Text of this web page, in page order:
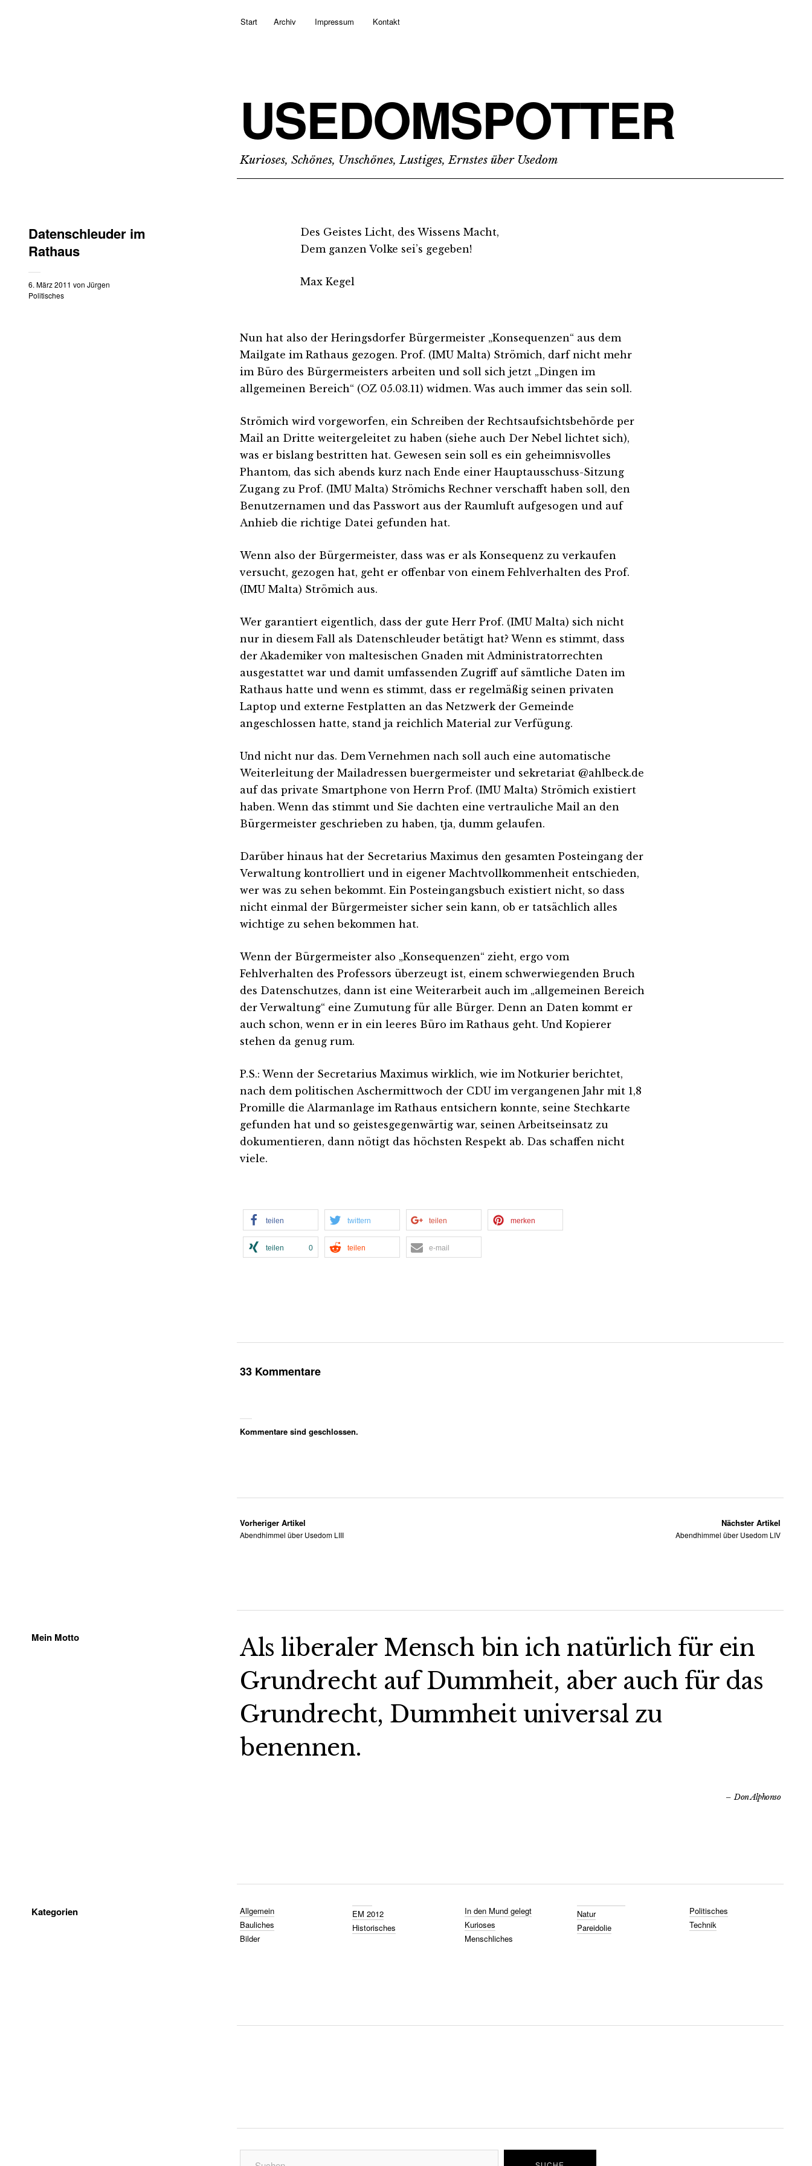
Start Archiv Impressum Kontakt
USEDOMSPOTTER
Kurioses, Schönes, Unschönes, Lustiges, Ernstes über Usedom
Datenschleuder im
Rathaus
6. März 2011 von Jürgen
Politisches
Des Geistes Licht, des Wissens Macht,
Dem ganzen Volke sei’s gegeben!
Max Kegel
Nun hat also der Heringsdorfer Bürgermeister „Konsequenzen“ aus dem
Mailgate im Rathaus gezogen. Prof. (IMU Malta) Strömich, darf nicht mehr
im Büro des Bürgermeisters arbeiten und soll sich jetzt „Dingen im
allgemeinen Bereich“ (OZ 05.03.11) widmen. Was auch immer das sein soll.
Strömich wird vorgeworfen, ein Schreiben der Rechtsaufsichtsbehörde per
Mail an Dritte weitergeleitet zu haben (siehe auch Der Nebel lichtet sich),
was er bislang bestritten hat. Gewesen sein soll es ein geheimnisvolles
Phantom, das sich abends kurz nach Ende einer Hauptausschuss-Sitzung
Zugang zu Prof. (IMU Malta) Strömichs Rechner verschafft haben soll, den
Benutzernamen und das Passwort aus der Raumluft aufgesogen und auf
Anhieb die richtige Datei gefunden hat.
Wenn also der Bürgermeister, dass was er als Konsequenz zu verkaufen
versucht, gezogen hat, geht er offenbar von einem Fehlverhalten des Prof.
(IMU Malta) Strömich aus.
Wer garantiert eigentlich, dass der gute Herr Prof. (IMU Malta) sich nicht
nur in diesem Fall als Datenschleuder betätigt hat? Wenn es stimmt, dass
der Akademiker von maltesischen Gnaden mit Administratorrechten
ausgestattet war und damit umfassenden Zugriff auf sämtliche Daten im
Rathaus hatte und wenn es stimmt, dass er regelmäßig seinen privaten
Laptop und externe Festplatten an das Netzwerk der Gemeinde
angeschlossen hatte, stand ja reichlich Material zur Verfügung.
Und nicht nur das. Dem Vernehmen nach soll auch eine automatische
Weiterleitung der Mailadressen buergermeister und sekretariat @ahlbeck.de
auf das private Smartphone von Herrn Prof. (IMU Malta) Strömich existiert
haben. Wenn das stimmt und Sie dachten eine vertrauliche Mail an den
Bürgermeister geschrieben zu haben, tja, dumm gelaufen.
Darüber hinaus hat der Secretarius Maximus den gesamten Posteingang der
Verwaltung kontrolliert und in eigener Machtvollkommenheit entschieden,
wer was zu sehen bekommt. Ein Posteingangsbuch existiert nicht, so dass
nicht einmal der Bürgermeister sicher sein kann, ob er tatsächlich alles
wichtige zu sehen bekommen hat.
Wenn der Bürgermeister also „Konsequenzen“ zieht, ergo vom
Fehlverhalten des Professors überzeugt ist, einem schwerwiegenden Bruch
des Datenschutzes, dann ist eine Weiterarbeit auch im „allgemeinen Bereich
der Verwaltung“ eine Zumutung für alle Bürger. Denn an Daten kommt er
auch schon, wenn er in ein leeres Büro im Rathaus geht. Und Kopierer
stehen da genug rum.
P.S.: Wenn der Secretarius Maximus wirklich, wie im Notkurier berichtet,
nach dem politischen Aschermittwoch der CDU im vergangenen Jahr mit 1,8
Promille die Alarmanlage im Rathaus entsichern konnte, seine Stechkarte
gefunden hat und so geistesgegenwärtig war, seinen Arbeitseinsatz zu
dokumentieren, dann nötigt das höchsten Respekt ab. Das schaffen nicht
viele.
teilen twittern teilen merken
teilen 0 teilen e-mail
33 Kommentare
Kommentare sind geschlossen.
Vorheriger Artikel
Abendhimmel über Usedom LIII
Nächster Artikel
Abendhimmel über Usedom LIV
Mein Motto
Als liberaler Mensch bin ich natürlich für ein
Grundrecht auf Dummheit, aber auch für das
Grundrecht, Dummheit universal zu
benennen.
Don Alphonso
Kategorien
Allgemein
Bauliches
Bilder
EM 2012
Historisches
In den Mund gelegt
Kurioses
Menschliches
Natur
Pareidolie
Politisches
Technik